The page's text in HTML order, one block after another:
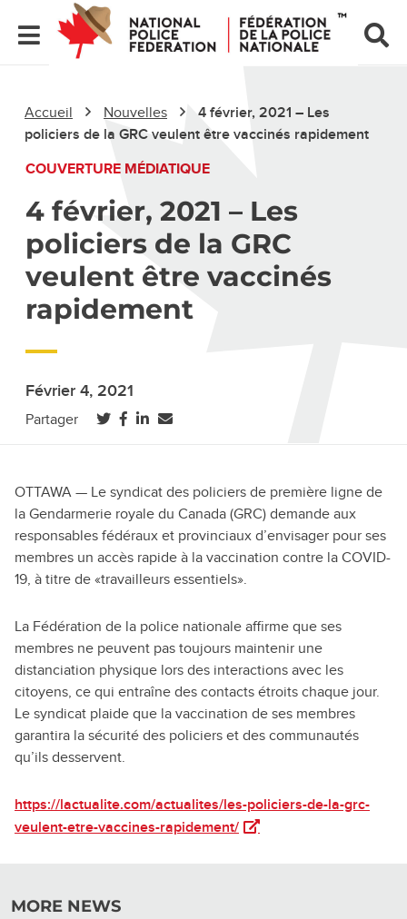
Accueil Nouvelles
4 février, 2021 – Les
policiers de la GRC veulent être vaccinés rapidement
COUVERTURE MÉDIATIQUE
4 février, 2021 – Les
policiers de la GRC
veulent être vaccinés
rapidement
Février 4, 2021
Partager (ouvre dans un nouvel onglet)
(ouvre dans un nouvel onglet)
(ouvre dans un nouvel onglet)
OTTAWA — Le syndicat des policiers de première ligne de
la Gendarmerie royale du Canada (GRC) demande aux
responsables fédéraux et provinciaux d’envisager pour ses
membres un accès rapide à la vaccination contre la COVID-
19, à titre de «travailleurs essentiels».
La Fédération de la police nationale affirme que ses
membres ne peuvent pas toujours maintenir une
distanciation physique lors des interactions avec les
citoyens, ce qui entraîne des contacts étroits chaque jour.
Le syndicat plaide que la vaccination de ses membres
garantira la sécurité des policiers et des communautés
qu’ils desservent.
https://lactualite.com/actualites/les-policiers-de-la-grc-
veulent-etre-vaccines-rapidement/ (ouvre dans un nouvel
MORE NEWS